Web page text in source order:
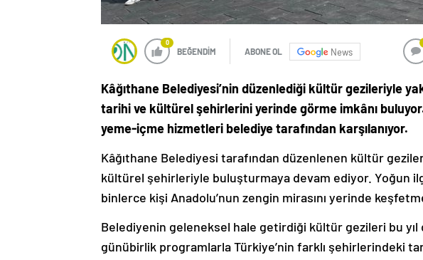
0
BEĞENDİM ABONE OL News
Kâğıthane Belediyesi’nin düzenlediği kültür gezileriyle
tarihi ve kültürel şehirlerini yerinde görme imkânı
yeme-içme hizmetleri belediye tarafından karşılanıyor.
Kâğıthane Belediyesi tarafından düzenlenen kültür
kültürel şehirleriyle buluşturmaya devam ediyor. Yoğun
binlerce kişi Anadolu’nun zengin mirasını yerinde
Belediyenin geleneksel hale getirdiği kültür gezileri bu
günübirlik programlarla Türkiye’nin farklı şehirlerindeki